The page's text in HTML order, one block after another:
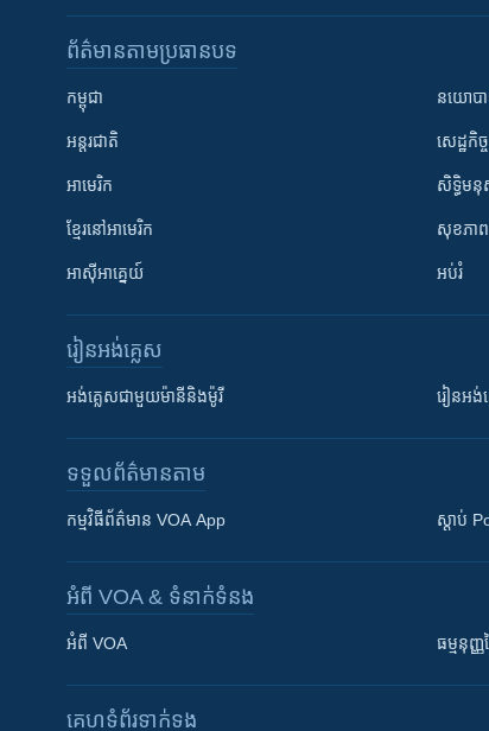
ព័ត៌មាន​តាមប្រធានបទ​
កម្ពុជា
អន្តរជាតិ
អាមេរិក
ខ្មែរ​នៅអាមេរិក
អាស៊ីអាគ្នេយ៍
នយោប
សេដ្ឋកិច្ច
សិទ្ធិមនុ
សុខភាព
អប់រំ
រៀន​​អង់គ្លេស
អង់គ្លេស​ជាមួយ​ម៉ានី​និង​ម៉ូរី រៀន​​​​​​អង់
ទទួល​ព័ត៌មាន​តាម
កម្មវិធី​ព័ត៌មាន VOA App ស្តាប់
អំពី​ VOA & ទំនាក់ទំនង
អំពី​ VOA ធម្មនុញ្
គេហទំព័រ​​ទាក់ទង